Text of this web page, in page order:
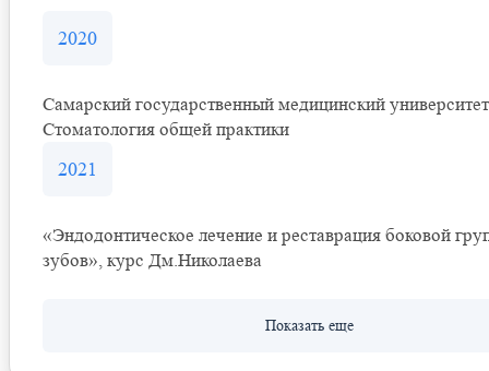
2020
Самарский государственный медицинский университет
Стоматология общей практики
2021
«Эндодонтическое лечение и реставрация боковой
зубов», курс Дм.Николаева